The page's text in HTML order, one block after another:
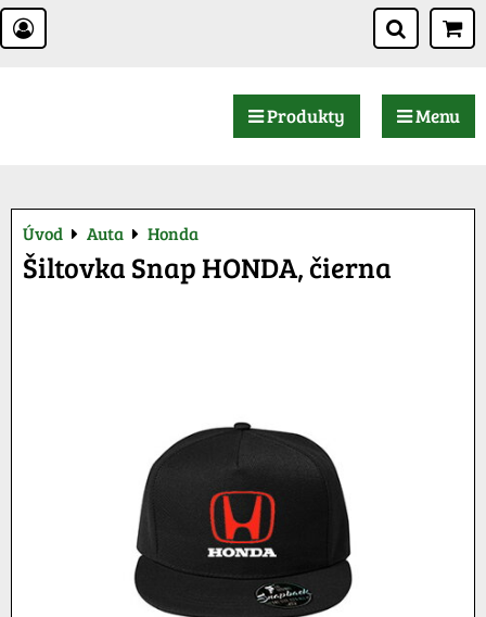
Produkty Menu
Úvod Auta Honda
Šiltovka Snap HONDA, čierna